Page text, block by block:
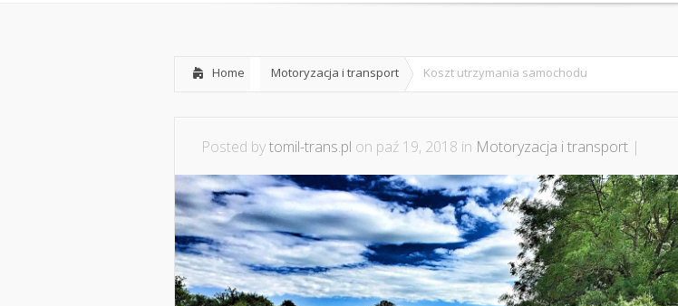
Home Motoryzacja i transport Koszt utrzymania samochodu
Posted bytomil-trans.pl on paź 19, 2018 in Motoryzacja i transport |